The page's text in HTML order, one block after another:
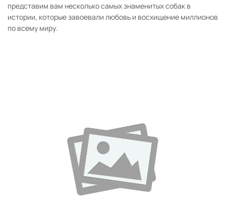
представим вам несколько самых знаменитых собак в
истории, которые завоевали любовь и восхищение миллионов
по всему миру.